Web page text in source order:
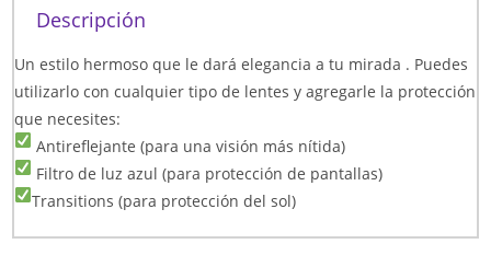
Descripción
Un estilo hermoso que le dará elegancia a tu mirada . Puedes
utilizarlo con cualquier tipo de lentes y agregarle la protección
que necesites:
Antireflejante (para una visión más nítida)
Filtro de luz azul (para protección de pantallas)
Transitions (para protección del sol)